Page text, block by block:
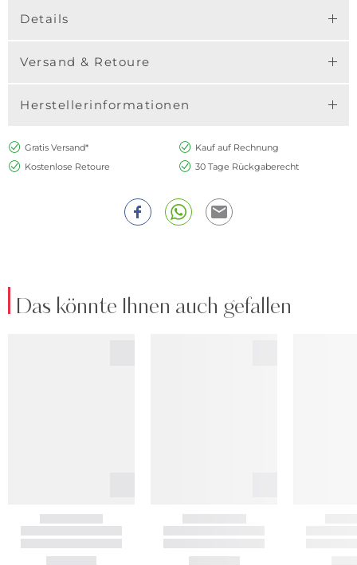
Details
Versand & Retoure
Herstellerinformationen
Gratis Versand*
Kauf auf Rechnung
Kostenlose Retoure
30 Tage Rückgaberecht
Das könnte Ihnen auch gefallen